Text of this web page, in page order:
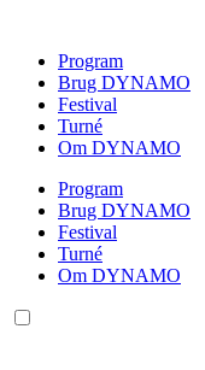
indholdProgram
Brug DYNAMO
Festival
Turné
Om DYNAMO
Program
Brug DYNAMO
Festival
Turné
Om DYNAMO